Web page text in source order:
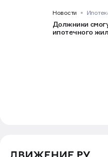
Новости
Должники
ипотечного